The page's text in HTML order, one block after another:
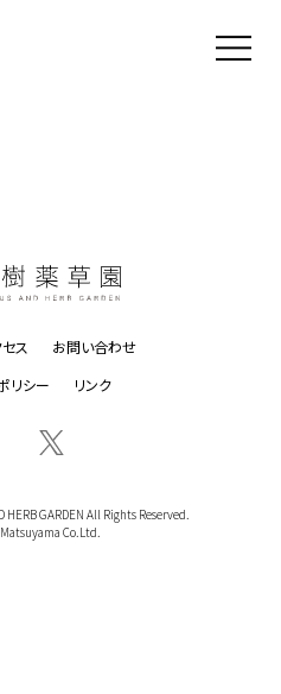
ス
お問い合わせ
リシー
リンク
HERB GARDEN All Rights Reserved.
Co.Ltd.